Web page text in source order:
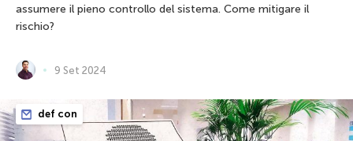
assumere il pieno controllo del sistema. Come mitigare il
rischio?
9 Set 2024
def con